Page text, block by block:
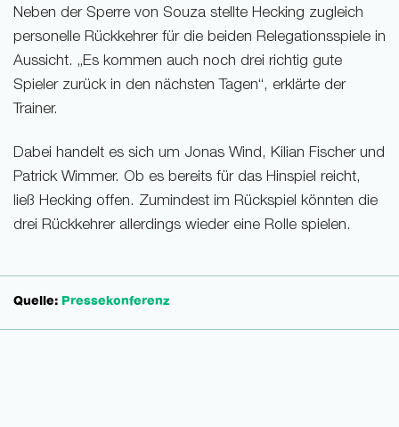
Neben der Sperre von Souza stellte Hecking zugleich
personelle Rückkehrer für die beiden Relegationsspiele in
Aussicht. „Es kommen auch noch drei richtig gute
Spieler zurück in den nächsten Tagen“, erklärte der
Trainer.
Dabei handelt es sich um Jonas Wind, Kilian Fischer und
Patrick Wimmer. Ob es bereits für das Hinspiel reicht,
ließ Hecking offen. Zumindest im Rückspiel könnten die
drei Rückkehrer allerdings wieder eine Rolle spielen.
Quelle: Pressekonferenz